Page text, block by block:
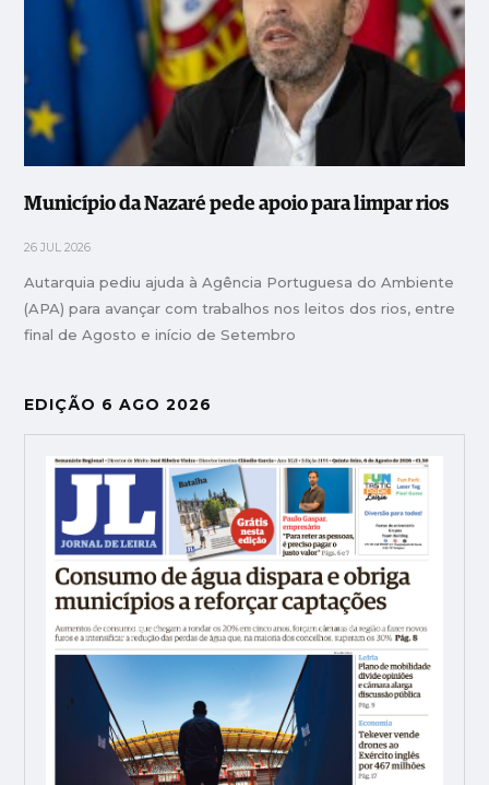
Município da Nazaré pede apoio para limpar rios
26 JUL 2026
Autarquia pediu ajuda à Agência Portuguesa do Ambiente
(APA) para avançar com trabalhos nos leitos dos rios, entre
final de Agosto e início de Setembro
EDIÇÃO 6 AGO 2026